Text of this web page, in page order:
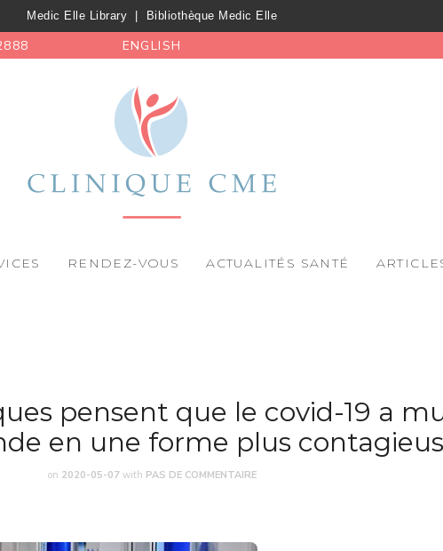
Medic Elle Library Bibliothèque Medic Elle
ENGLISH
RENDEZ-VOUS ACTUALITÉS SANTÉ
pensent que le covid-19 a
en une forme plus
on 2020-05-07 with PAS DE COMMENTAIRE